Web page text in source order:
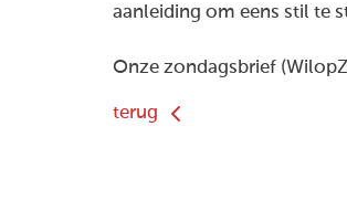
aanleiding om eens stil te
Onze zondagsbrief
terug